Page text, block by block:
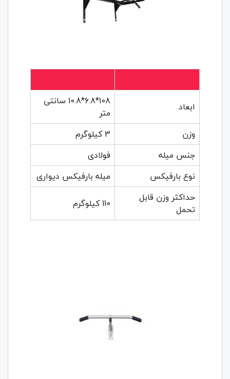
ابعاد
108*6.8*10.8 سانتی
متر
وزن
3 کیلوگرم
جنس میله
فولادی
نوع بارفیکس
میله بارفیکس دیواری
حداکثر وزن قابل
تحمل
110 کیلوگرم